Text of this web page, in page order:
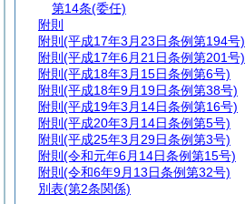
第14条(委任)
附則
附則 (平成17年3月23日条例第194号)
附則 (平成17年6月21日条例第201号)
附則 (平成18年3月15日条例第6号)
附則 (平成18年9月19日条例第38号)
附則 (平成19年3月14日条例第16号)
附則 (平成20年3月14日条例第5号)
附則 (平成25年3月29日条例第3号)
附則 (令和元年6月14日条例第15号)
附則 (令和6年9月13日条例第32号)
別表(第2条関係)